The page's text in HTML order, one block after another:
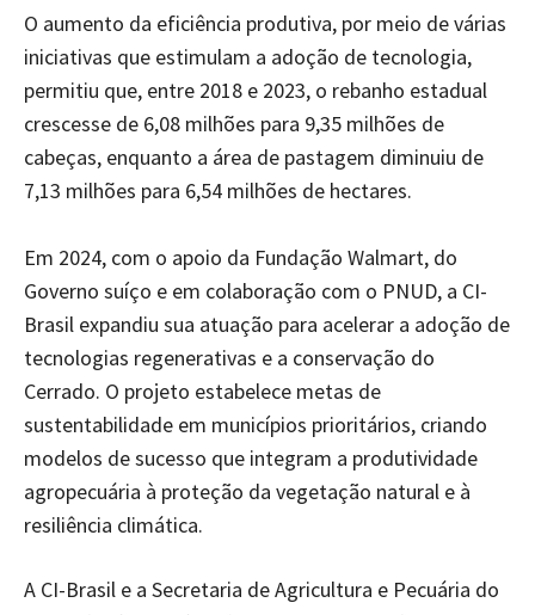
O aumento da eficiência produtiva, por meio de várias
iniciativas que estimulam a adoção de tecnologia,
permitiu que, entre 2018 e 2023, o rebanho estadual
crescesse de 6,08 milhões para 9,35 milhões de
cabeças, enquanto a área de pastagem diminuiu de
7,13 milhões para 6,54 milhões de hectares.
Em 2024, com o apoio da Fundação Walmart, do
Governo suíço e em colaboração com o PNUD, a CI-
Brasil expandiu sua atuação para acelerar a adoção de
tecnologias regenerativas e a conservação do
Cerrado. O projeto estabelece metas de
sustentabilidade em municípios prioritários, criando
modelos de sucesso que integram a produtividade
agropecuária à proteção da vegetação natural e à
resiliência climática.
A CI-Brasil e a Secretaria de Agricultura e Pecuária do